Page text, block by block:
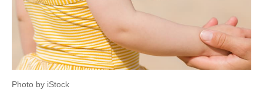
Photo by iStock